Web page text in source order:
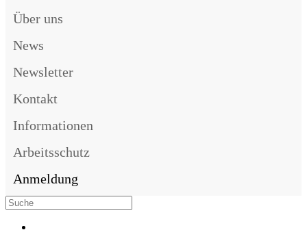
Über uns
News
Newsletter
Kontakt
Informationen
Arbeitsschutz
Anmeldung